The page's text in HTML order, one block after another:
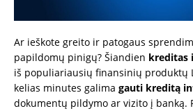
Ar ieškote greito ir patogaus
papildomų pinigų? Šiandien kreditas
iš populiariausių finansinių produktų
kelias minutes galima gauti kreditą
dokumentų pildymo ar vizito į banką.